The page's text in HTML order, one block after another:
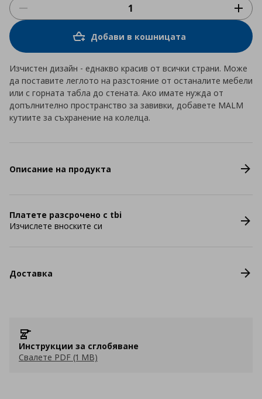
Добави в кошницата
Изчистен дизайн - еднакво красив от всички страни. Може
да поставите леглото на разстояние от останалите мебели
или с горната табла до стената. Ако имате нужда от
допълнително пространство за завивки, добавете MALM
кутиите за съхранение на колелца.
Описание на продукта
Платете разсрочено с tbi
Изчислете вноските си
Доставка
Инструкции за сглобяване
Свалете PDF (1 MB)